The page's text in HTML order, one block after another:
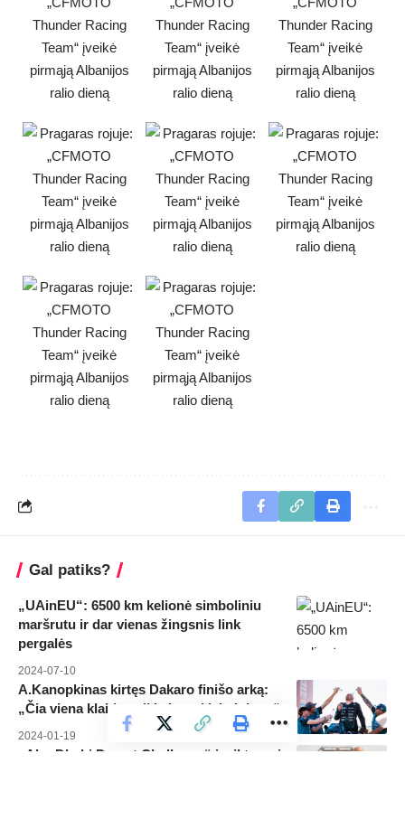
Gal patiks?
„UAinEU“: 6500 km kelionė simboliniu
maršrutu ir dar vienas žingsnis link
pergalės
2024-07-10
A.Kanopkinas kirtęs Dakaro finišo arką:
„Čia viena klaida gali kainuoti labai daug“
2024-01-19
„Abu Dhabi Desert Challenge“ įveiktas – į